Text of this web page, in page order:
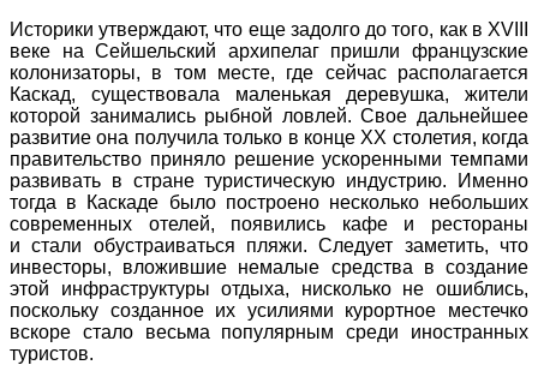
Историки утверждают, что еще задолго до того, как в XVIII
веке на Сейшельский архипелаг пришли французские
колонизаторы, в том месте, где сейчас располагается
Каскад, существовала маленькая деревушка, жители
которой занимались рыбной ловлей. Свое дальнейшее
развитие она получила только в конце XX столетия, когда
правительство приняло решение ускоренными темпами
развивать в стране туристическую индустрию. Именно
тогда в Каскаде было построено несколько небольших
современных отелей, появились кафе и рестораны
и стали обустраиваться пляжи. Следует заметить, что
инвесторы, вложившие немалые средства в создание
этой инфраструктуры отдыха, нисколько не ошиблись,
поскольку созданное их усилиями курортное местечко
вскоре стало весьма популярным среди иностранных
туристов.